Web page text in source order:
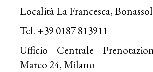
Località La Francesca,
Tel. +39 0187 813911
Ufficio Centrale
Marco 24, Milano